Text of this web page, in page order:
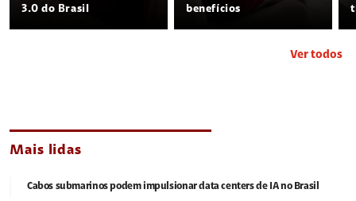
3.0 do Brasil
benefícios
Ver todos
Mais lidas
Cabos submarinos podem impulsionar data centers de IA no Brasil